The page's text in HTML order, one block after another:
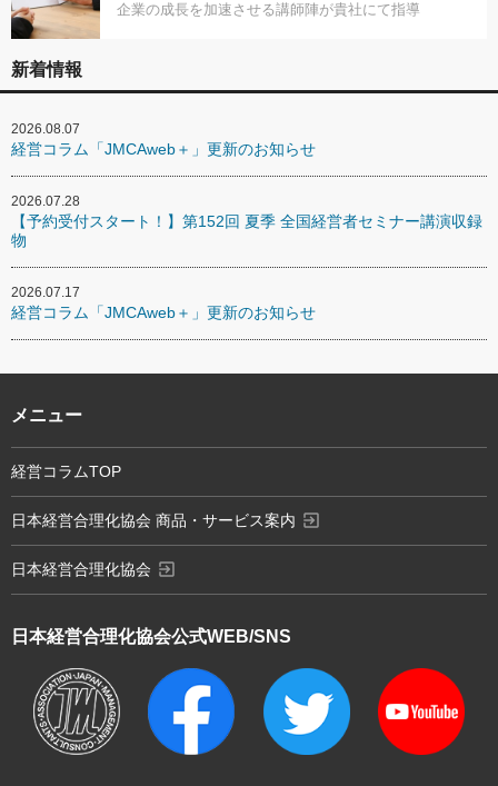
企業の成長を加速させる講師陣が貴社にて指導
新着情報
2026.08.07
経営コラム「JMCAweb＋」更新のお知らせ
2026.07.28
【予約受付スタート！】第152回 夏季 全国経営者セミナー講演収録
物
2026.07.17
経営コラム「JMCAweb＋」更新のお知らせ
日本経営合理化協会公式WEB/SNS
メニュー
経営コラムTOP
日本経営合理化協会 商品・サービス案内 exit_to_app
日本経営合理化協会 exit_to_app